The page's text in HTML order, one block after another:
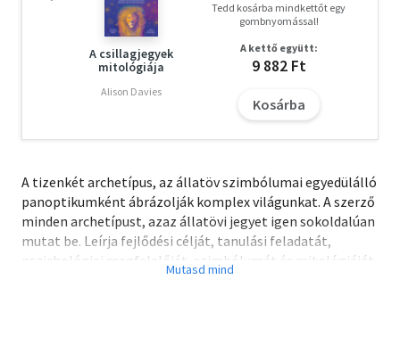
A csillagjegyek
mitológiája
Alison Davies
Tedd kosárba mindkettőt egy
gombnyomással!
A kettő együtt:
9 882 Ft
Kosárba
A tizenkét archetípus, az állatöv szimbólumai egyedülálló
panoptikumként ábrázolják komplex világunkat. A szerző
minden archetípust, azaz állatövi jegyet igen sokoldalúan
mutat be. Leírja fejlődési célját, tanulási feladatát,
pszichológiai megfelelőjét, szimbólumát és mitológiáját,